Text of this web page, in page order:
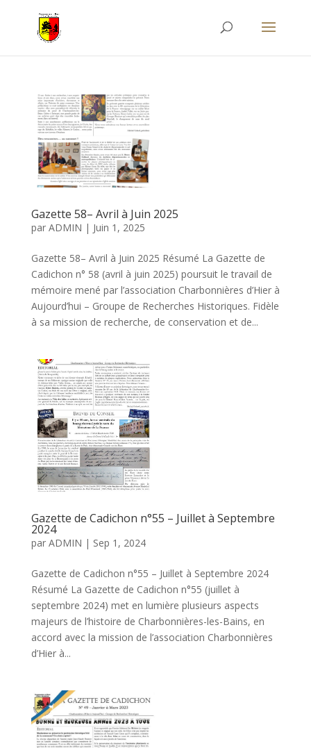
Gazette 58– Avril à Juin 2025
par ADMIN | Juin 1, 2025
Gazette 58– Avril à Juin 2025 Résumé La Gazette de
Cadichon n° 58 (avril à juin 2025) poursuit le travail de
mémoire mené par l’association Charbonnières d’Hier à
Aujourd’hui – Groupe de Recherches Historiques. Fidèle
à sa mission de recherche, de conservation et de...
Gazette de Cadichon n°55 – Juillet à Septembre
2024
par ADMIN | Sep 1, 2024
Gazette de Cadichon n°55 – Juillet à Septembre 2024
Résumé La Gazette de Cadichon n°55 (juillet à
septembre 2024) met en lumière plusieurs aspects
majeurs de l’histoire de Charbonnières-les-Bains, en
accord avec la mission de l’association Charbonnières
d’Hier à...